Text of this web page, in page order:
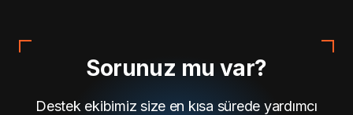
Sorunuz mu var?
Destek ekibimiz size en kısa sürede yardımcı